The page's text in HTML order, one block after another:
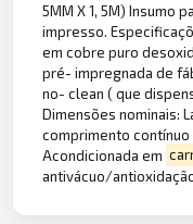
5MM X 1, 5M) Insumo
impresso.
em cobre puro
pré- impregnada de
no- clean ( que
Dimensões nominais:
comprimento contínuo
Acondicionada em
antivácuo/